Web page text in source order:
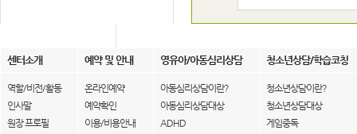
센터소개 예약 및 안내 영유아/아동심리상담 청소년상담/학습코칭
역할/비전/활동
인사말
원장 프로필
온라인예약
예약확인
이용/비용안내
아동심리상담이란?
아동심리상담대상
ADHD
청소년상담이란?
청소년상담대상
게임중독